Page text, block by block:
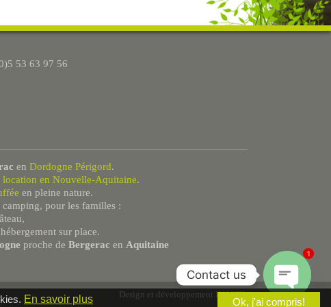
53 63 97 56
en Dordogne Périgord.
location en Nouvelle-Aquitaine.
en pleine nature.
pour les familles :
sur place.
proche de Bergerac en Aquitaine
Design et développement INAXEL
Ok, j'ai compris!
En savoir plus
Contact us
Open chaty
1